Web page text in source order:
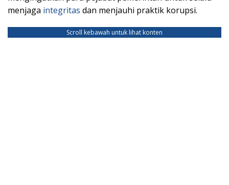
menjaga integritas dan menjauhi praktik korupsi.
Scroll kebawah untuk lihat konten